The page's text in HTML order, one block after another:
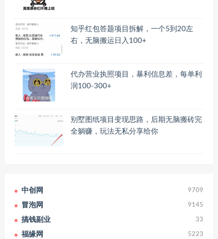
知乎红包答题项目拆解，一个5到20左
右，无脑搬运日入100+
代办营业执照项目，暴利信息差，每单利
润100-300+
别墅图纸项目变现思路，后期无脑搬砖完
全躺赚，玩法无私分享给你
中创网 9709
冒泡网 9145
搞钱副业 33
福缘网 5223